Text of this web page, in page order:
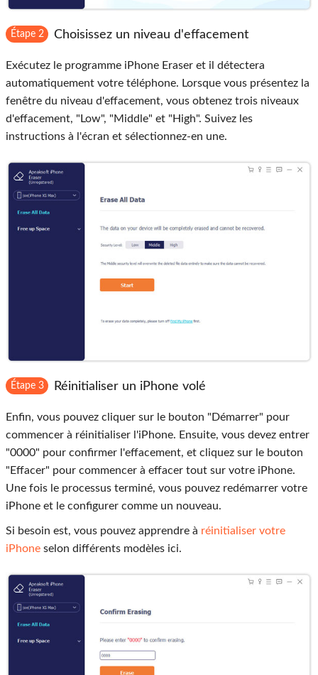
Étape 2 Choisissez un niveau d'effacement
Exécutez le programme iPhone Eraser et il détectera
automatiquement votre téléphone. Lorsque vous présentez la
fenêtre du niveau d'effacement, vous obtenez trois niveaux
d'effacement, "Low", "Middle" et "High". Suivez les
instructions à l'écran et sélectionnez-en une.
Étape 3 Réinitialiser un iPhone volé
Enfin, vous pouvez cliquer sur le bouton "Démarrer" pour
commencer à réinitialiser l'iPhone. Ensuite, vous devez entrer
"0000" pour confirmer l'effacement, et cliquez sur le bouton
"Effacer" pour commencer à effacer tout sur votre iPhone.
Une fois le processus terminé, vous pouvez redémarrer votre
iPhone et le configurer comme un nouveau.
Si besoin est, vous pouvez apprendre à réinitialiser votre
iPhone selon différents modèles ici.